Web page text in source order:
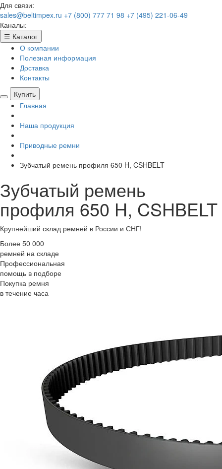
Для связи:
sales@beltimpex.ru +7 (800) 777 71 98 +7 (495) 221-06-49
Каналы:
☰ Каталог
О компании
Полезная информация
Доставка
Контакты
Купить
Главная
Наша продукция
Приводные ремни
Зубчатый ремень профиля 650 H, CSHBELT
Зубчатый ремень
профиля 650 H, CSHBELT
Крупнейший склад ремней в России и СНГ!
Более 50 000
ремней на складе
Профессиональная
помощь в подборе
Покупка ремня
в течение часа